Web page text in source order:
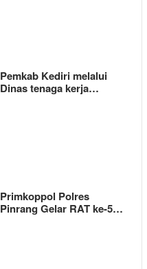
Pemkab Kediri melalui
Dinas tenaga kerja…
Primkoppol Polres
Pinrang Gelar RAT ke-5…